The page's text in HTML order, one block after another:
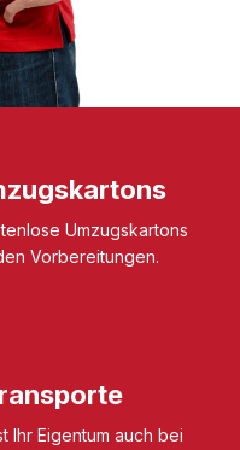
Umzugskartons
Vorbereitungen.
Ihr Eigentum auch bei